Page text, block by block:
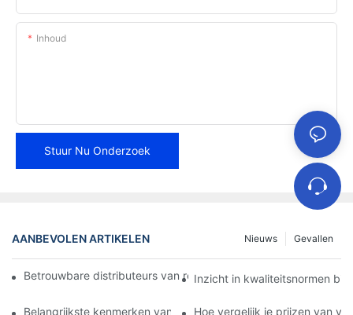
Inhoud
Stuur Nu Onderzoek
AANBEVOLEN ARTIKELEN Gevallen
Nieuws
Betrouwbare distributeurs van remblokken vinden voor uw
Inzicht in kwaliteitsnormen bij
Belangrijkste kenmerken van een betrouwbare leverancier van
Hoe vergelijk je prijzen van